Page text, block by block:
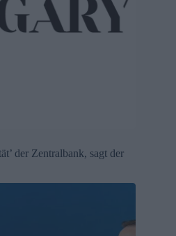
der Zentralbank, sagt der